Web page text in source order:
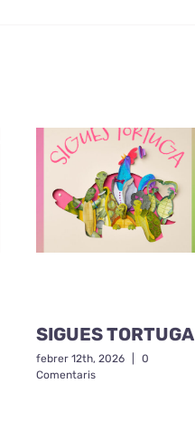
SIGUES TORTUGA
febrer 12th, 2026
0
Comentaris